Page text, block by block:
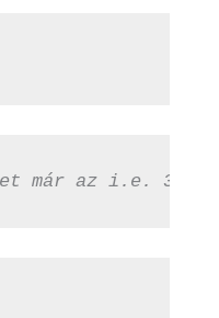
már az i.e.